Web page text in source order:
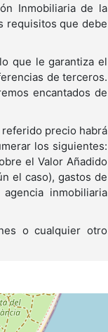
Inmobiliaria de la
requisitos que debe
que le garantiza el
de terceros.
encantados de
precio habrá
los siguientes:
el Valor Añadido
el caso), gastos de
inmobiliaria
o cualquier otro